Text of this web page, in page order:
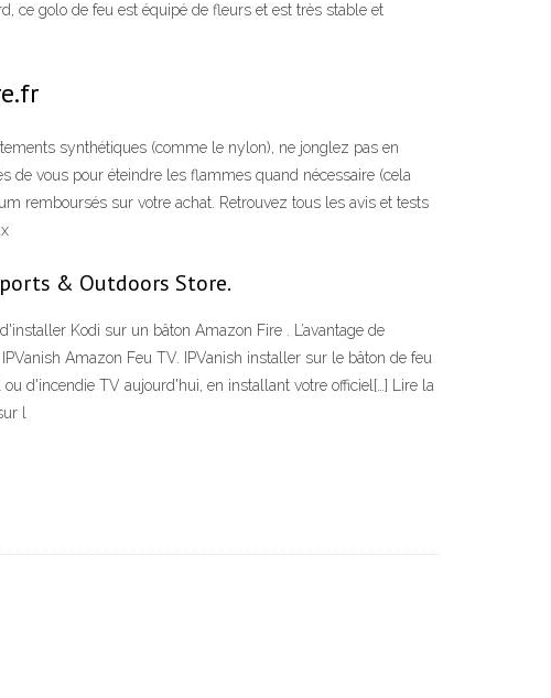
ce golo de feu est équipé de fleurs et est très stable et
synthétiques (comme le nylon), ne jonglez pas en
de vous pour éteindre les flammes quand nécessaire (cela
remboursés sur votre achat. Retrouvez tous les avis et tests
& Outdoors Store.
Kodi sur un bâton Amazon Fire . L’avantage de
Amazon Feu TV. IPVanish installer sur le bâton de feu
d'incendie TV aujourd'hui, en installant votre officiel[…] Lire la
l